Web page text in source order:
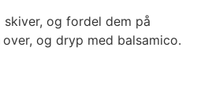
og fordel dem på
og dryp med balsamico.